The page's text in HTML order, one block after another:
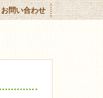
お問い合わせ